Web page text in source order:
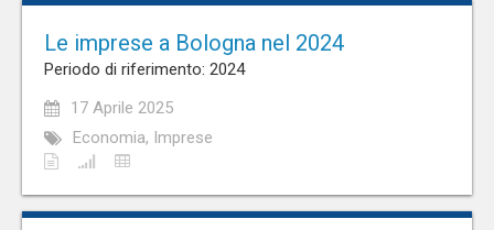
Le imprese a Bologna nel 2024
Periodo di riferimento: 2024
17 Aprile 2025
Economia, Imprese